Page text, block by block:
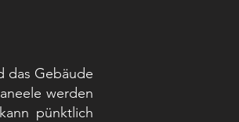
das Gebäude
werden
pünktlich